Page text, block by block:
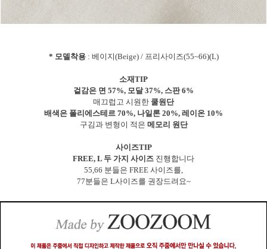
* 모델착용: 베이지(Beige) / 프리사이즈(55~66)(L)
소재TIP
겉감은 면 57%, 모달 37%, 스판 6%
매끄럽고 시원한 쿨원단
배색은 폴리에스테르 70%, 나일론 20%, 레이온 10%
구김과 변형이 적은 메모리 원단
사이즈TIP
FREE, L 두 가지 사이즈 진행합니다
55,66 분들은 FREE 사이즈를,
77분들은 L사이즈를 권장드려요~